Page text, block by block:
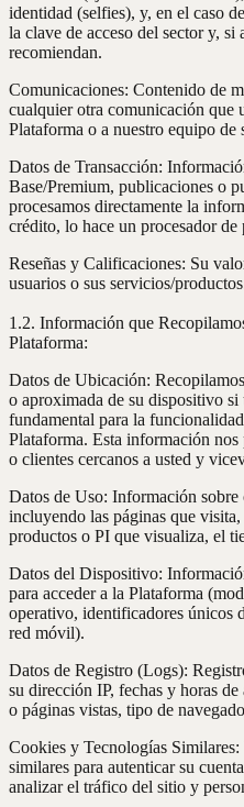
identidad (selfies), y, en el caso
la clave de acceso del sector y,
recomiendan.
Comunicaciones: Contenido de
cualquier otra comunicación que
Plataforma o a nuestro equipo de
Datos de Transacción:
Base/Premium, publicaciones o
procesamos directamente la
crédito, lo hace un procesador de
Reseñas y Calificaciones: Su
usuarios o sus servicios/
1.2. Información que
Plataforma:
Datos de Ubicación:
o aproximada de su dispositivo si
fundamental para la
Plataforma. Esta información
o clientes cercanos a usted y
Datos de Uso: Información
incluyendo las páginas que
productos o PI que visualiza, el
Datos del Dispositivo:
para acceder a la Plataforma
operativo, identificadores únicos
red móvil).
Datos de Registro (Logs):
su dirección IP, fechas y horas
o páginas vistas, tipo de
Cookies y Tecnologías
similares para autenticar su
analizar el tráfico del sitio y